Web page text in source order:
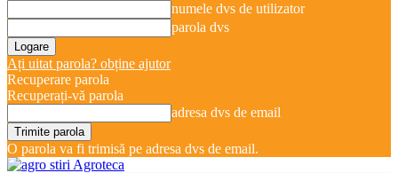
numele dvs de utilizator
parola dvs
Ați uitat parola? obține ajutor
Recuperare parola
Recuperați-vă parola
adresa dvs de email
O parola va fi trimisă pe adresa dvs de email.
Agroteca